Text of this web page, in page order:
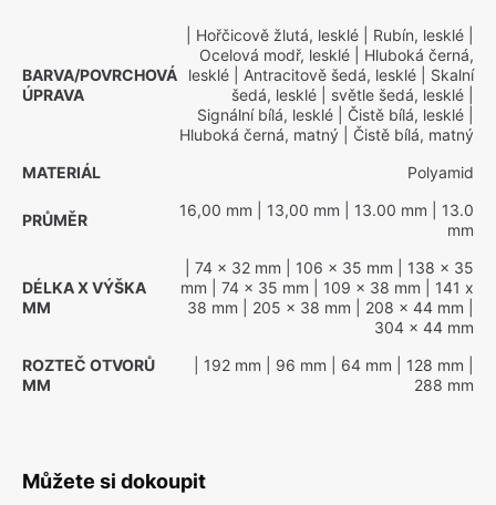
BARVA/POVRCHOVÁ
ÚPRAVA
| Hořčicově žlutá, lesklé | Rubín, lesklé
Ocelová modř, lesklé | Hluboká černá,
lesklé | Antracitově šedá, lesklé | Skalní
šedá, lesklé | světle šedá, lesklé
Signální bílá, lesklé | Čistě bílá, lesklé
Hluboká černá, matný | Čistě bílá, matný
MATERIÁL
Polyamid
PRŮMĚR
16,00 mm | 13,00 mm | 13.00 mm | 13.0
mm
DÉLKA X VÝŠKA
MM
| 74 x 32 mm | 106 x 35 mm | 138 x 35
mm | 74 x 35 mm | 109 x 38 mm | 141 x
38 mm | 205 x 38 mm | 208 x 44 mm
304 x 44 mm
ROZTEČ OTVORŮ
MM
| 192 mm | 96 mm | 64 mm | 128 mm
288 mm
Můžete si dokoupit